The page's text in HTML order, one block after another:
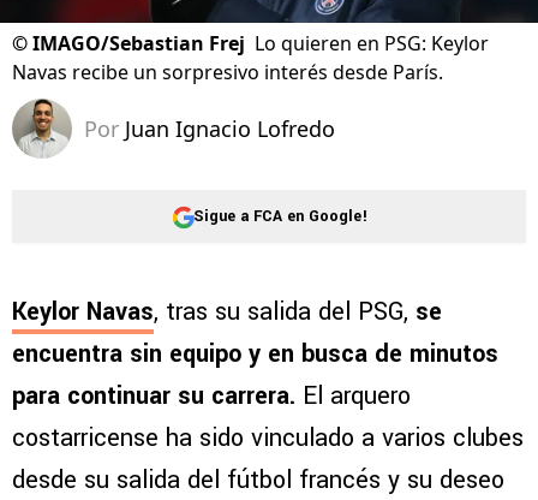
©IMAGO/Sebastian Frej Lo quieren en PSG: Keylor
Navas recibe un sorpresivo interés desde París.
Por Juan Ignacio Lofredo
Sigue a FCA en Google!
Keylor Navas, tras su salida del PSG, se
encuentra sin equipo y en busca de minutos
para continuar su carrera. El arquero
costarricense ha sido vinculado a varios clubes
desde su salida del fútbol francés y su deseo